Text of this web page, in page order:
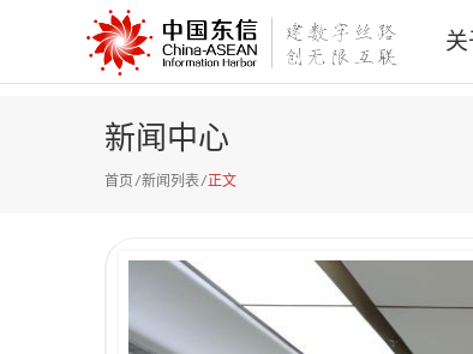
关
新闻中心
首页 /新闻列表/正文